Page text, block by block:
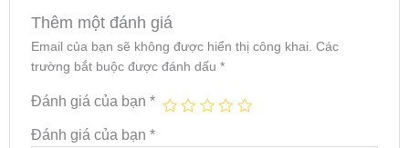
Thêm một đánh giá
Email của bạn sẽ không được hiển thị công khai. Các
trường bắt buộc được đánh dấu *
Đánh giá của bạn *
Đánh giá của bạn *